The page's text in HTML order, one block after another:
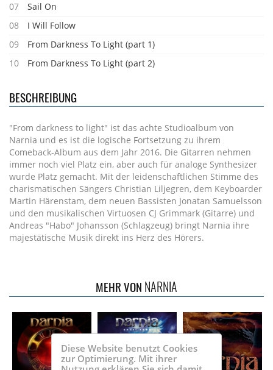
07
Sail On
08
I Will Follow
09
From Darkness To Light (part 1)
10
From Darkness To Light (part 2)
BESCHREIBUNG
"From darkness to light" ist das achte Studioalbum von
Narnia und es ist die logische Fortsetzung zu ihrem
Comeback-Album aus dem Jahr 2016. Die Gitarren nehmen
immer noch viel Platz ein, aber auch für analoge Synthesizer
wurde Platz gemacht. Mit der leidenschaftlichen Stimme des
charismatischen Sängers Christian Liljegren, dem Keyboarder
Martin Härenstam, dem neuen Bassisten Jonatan Samuelsson
und den musikalischen Virtuosen CJ Grimmark (Gitarre) und
Andreas "Habo" Johansson (Schlagzeug) bringt Narnia ihre
majestätische Musik direkt ins Herz des Hörers.
MEHR VON NARNIA
Diese Website benutzt Cookies
zur Optimierung. Mit ihrer